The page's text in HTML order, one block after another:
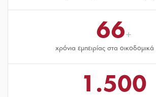
66+
χρόνια εμπειρίας στα οικοδομικά
1.500